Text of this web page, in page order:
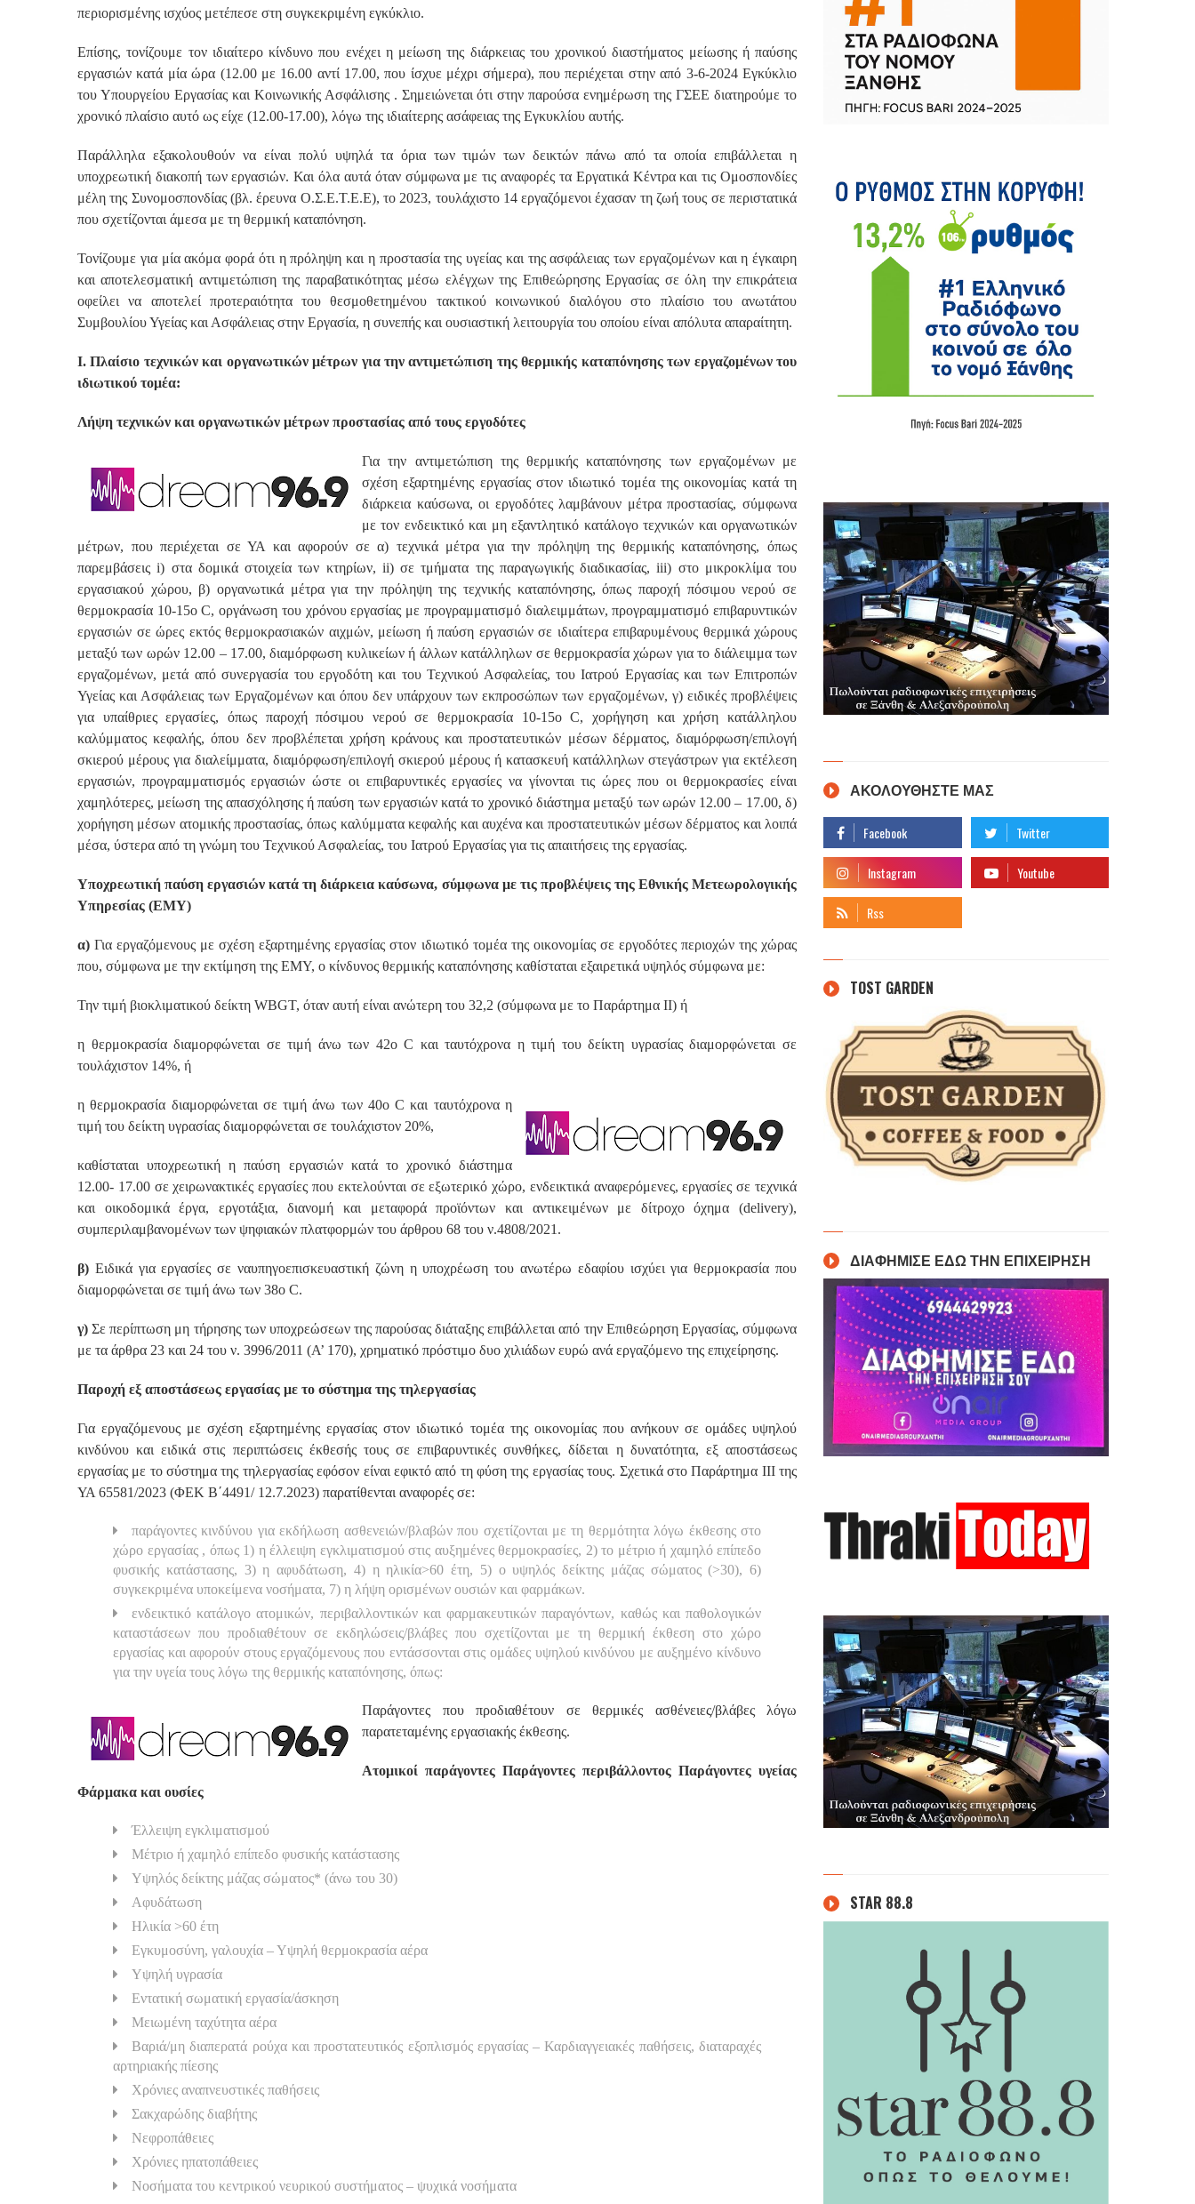
περιορισμένης ισχύος μετέπεσε στη συγκεκριμένη εγκύκλιο.
Επίσης, τονίζουμε τον ιδιαίτερο κίνδυνο που ενέχει η μείωση της διάρκειας του χρονικού διαστήματος μείωσης ή παύσης
εργασιών κατά μία ώρα (12.00 με 16.00 αντί 17.00, που ίσχυε μέχρι σήμερα), που περιέχεται στην από 3-6-2024 Εγκύκλιο
του Υπουργείου Εργασίας και Κοινωνικής Ασφάλισης . Σημειώνεται ότι στην παρούσα ενημέρωση της ΓΣΕΕ διατηρούμε το
χρονικό πλαίσιο αυτό ως είχε (12.00-17.00), λόγω της ιδιαίτερης ασάφειας της Εγκυκλίου αυτής.
Παράλληλα εξακολουθούν να είναι πολύ υψηλά τα όρια των τιμών των δεικτών πάνω από τα οποία επιβάλλεται η
υποχρεωτική διακοπή των εργασιών. Και όλα αυτά όταν σύμφωνα με τις αναφορές τα Εργατικά Κέντρα και τις Ομοσπονδίες
μέλη της Συνομοσπονδίας (βλ. έρευνα Ο.Σ.Ε.Τ.Ε.Ε), το 2023, τουλάχιστο 14 εργαζόμενοι έχασαν τη ζωή τους σε περιστατικά
που σχετίζονται άμεσα με τη θερμική καταπόνηση.
Τονίζουμε για μία ακόμα φορά ότι η πρόληψη και η προστασία της υγείας και της ασφάλειας των εργαζομένων και η έγκαιρη
και αποτελεσματική αντιμετώπιση της παραβατικότητας μέσω ελέγχων της Επιθεώρησης Εργασίας σε όλη την επικράτεια
οφείλει να αποτελεί προτεραιότητα του θεσμοθετημένου τακτικού κοινωνικού διαλόγου στο πλαίσιο του ανωτάτου
Συμβουλίου Υγείας και Ασφάλειας στην Εργασία, η συνεπής και ουσιαστική λειτουργία του οποίου είναι απόλυτα απαραίτητη.
Ι. Πλαίσιο τεχνικών και οργανωτικών μέτρων για την αντιμετώπιση της θερμικής καταπόνησης των εργαζομένων του
ιδιωτικού τομέα:
Λήψη τεχνικών και οργανωτικών μέτρων προστασίας από τους εργοδότες
Για την αντιμετώπιση της θερμικής καταπόνησης των εργαζομένων με
σχέση εξαρτημένης εργασίας στον ιδιωτικό τομέα της οικονομίας κατά τη
διάρκεια καύσωνα, οι εργοδότες λαμβάνουν μέτρα προστασίας, σύμφωνα
με τον ενδεικτικό και μη εξαντλητικό κατάλογο τεχνικών και οργανωτικών
μέτρων, που περιέχεται σε ΥΑ και αφορούν σε α) τεχνικά μέτρα για την πρόληψη της θερμικής καταπόνησης, όπως
παρεμβάσεις i) στα δομικά στοιχεία των κτηρίων, ii) σε τμήματα της παραγωγικής διαδικασίας, iii) στο μικροκλίμα του
εργασιακού χώρου, β) οργανωτικά μέτρα για την πρόληψη της τεχνικής καταπόνησης, όπως παροχή πόσιμου νερού σε
θερμοκρασία 10-15ο C, οργάνωση του χρόνου εργασίας με προγραμματισμό διαλειμμάτων, προγραμματισμό επιβαρυντικών
εργασιών σε ώρες εκτός θερμοκρασιακών αιχμών, μείωση ή παύση εργασιών σε ιδιαίτερα επιβαρυμένους θερμικά χώρους
μεταξύ των ωρών 12.00 – 17.00, διαμόρφωση κυλικείων ή άλλων κατάλληλων σε θερμοκρασία χώρων για το διάλειμμα των
εργαζομένων, μετά από συνεργασία του εργοδότη και του Τεχνικού Ασφαλείας, του Ιατρού Εργασίας και των Επιτροπών
Υγείας και Ασφάλειας των Εργαζομένων και όπου δεν υπάρχουν των εκπροσώπων των εργαζομένων, γ) ειδικές προβλέψεις
για υπαίθριες εργασίες, όπως παροχή πόσιμου νερού σε θερμοκρασία 10-15ο C, χορήγηση και χρήση κατάλληλου
καλύμματος κεφαλής, όπου δεν προβλέπεται χρήση κράνους και προστατευτικών μέσων δέρματος, διαμόρφωση/επιλογή
σκιερού μέρους για διαλείμματα, διαμόρφωση/επιλογή σκιερού μέρους ή κατασκευή κατάλληλων στεγάστρων για εκτέλεση
εργασιών, προγραμματισμός εργασιών ώστε οι επιβαρυντικές εργασίες να γίνονται τις ώρες που οι θερμοκρασίες είναι
χαμηλότερες, μείωση της απασχόλησης ή παύση των εργασιών κατά το χρονικό διάστημα μεταξύ των ωρών 12.00 – 17.00, δ)
χορήγηση μέσων ατομικής προστασίας, όπως καλύμματα κεφαλής και αυχένα και προστατευτικών μέσων δέρματος και λοιπά
μέσα, ύστερα από τη γνώμη του Τεχνικού Ασφαλείας, του Ιατρού Εργασίας για τις απαιτήσεις της εργασίας.
Υποχρεωτική παύση εργασιών κατά τη διάρκεια καύσωνα, σύμφωνα με τις προβλέψεις της Εθνικής Μετεωρολογικής
Υπηρεσίας (ΕΜΥ)
α)Για εργαζόμενους με σχέση εξαρτημένης εργασίας στον ιδιωτικό τομέα της οικονομίας σε εργοδότες περιοχών της χώρας
που, σύμφωνα με την εκτίμηση της ΕΜΥ, ο κίνδυνος θερμικής καταπόνησης καθίσταται εξαιρετικά υψηλός σύμφωνα με:
Την τιμή βιοκλιματικού δείκτη WBGT, όταν αυτή είναι ανώτερη του 32,2 (σύμφωνα με το Παράρτημα ΙΙ) ή
η θερμοκρασία διαμορφώνεται σε τιμή άνω των 42ο C και ταυτόχρονα η τιμή του δείκτη υγρασίας διαμορφώνεται σε
τουλάχιστον 14%, ή
η θερμοκρασία διαμορφώνεται σε τιμή άνω των 40ο C και ταυτόχρονα η
τιμή του δείκτη υγρασίας διαμορφώνεται σε τουλάχιστον 20%,
καθίσταται υποχρεωτική η παύση εργασιών κατά το χρονικό διάστημα
12.00- 17.00 σε χειρωνακτικές εργασίες που εκτελούνται σε εξωτερικό χώρο, ενδεικτικά αναφερόμενες, εργασίες σε τεχνικά
και οικοδομικά έργα, εργοτάξια, διανομή και μεταφορά προϊόντων και αντικειμένων με δίτροχο όχημα (delivery),
συμπεριλαμβανομένων των ψηφιακών πλατφορμών του άρθρου 68 του ν.4808/2021.
β) Ειδικά για εργασίες σε ναυπηγοεπισκευαστική ζώνη η υποχρέωση του ανωτέρω εδαφίου ισχύει για θερμοκρασία που
διαμορφώνεται σε τιμή άνω των 38ο C.
γ)Σε περίπτωση μη τήρησης των υποχρεώσεων της παρούσας διάταξης επιβάλλεται από την Επιθεώρηση Εργασίας, σύμφωνα
με τα άρθρα 23 και 24 του ν. 3996/2011 (Α’ 170), χρηματικό πρόστιμο δυο χιλιάδων ευρώ ανά εργαζόμενο της επιχείρησης.
Παροχή εξ αποστάσεως εργασίας με το σύστημα της τηλεργασίας
Για εργαζόμενους με σχέση εξαρτημένης εργασίας στον ιδιωτικό τομέα της οικονομίας που ανήκουν σε ομάδες υψηλού
κινδύνου και ειδικά στις περιπτώσεις έκθεσής τους σε επιβαρυντικές συνθήκες, δίδεται η δυνατότητα, εξ αποστάσεως
εργασίας με το σύστημα της τηλεργασίας εφόσον είναι εφικτό από τη φύση της εργασίας τους. Σχετικά στο Παράρτημα ΙΙΙ της
ΥΑ 65581/2023 (ΦΕΚ Β΄4491/ 12.7.2023) παρατίθενται αναφορές σε:
παράγοντες κινδύνου για εκδήλωση ασθενειών/βλαβών που σχετίζονται με τη θερμότητα λόγω έκθεσης στο
χώρο εργασίας , όπως 1) η έλλειψη εγκλιματισμού στις αυξημένες θερμοκρασίες, 2) το μέτριο ή χαμηλό επίπεδο
φυσικής κατάστασης, 3) η αφυδάτωση, 4) η ηλικία>60 έτη, 5) ο υψηλός δείκτης μάζας σώματος (>30), 6)
συγκεκριμένα υποκείμενα νοσήματα, 7) η λήψη ορισμένων ουσιών και φαρμάκων.
ενδεικτικό κατάλογο ατομικών, περιβαλλοντικών και φαρμακευτικών παραγόντων, καθώς και παθολογικών
καταστάσεων που προδιαθέτουν σε εκδηλώσεις/βλάβες που σχετίζονται με τη θερμική έκθεση στο χώρο
εργασίας και αφορούν στους εργαζόμενους που εντάσσονται στις ομάδες υψηλού κινδύνου με αυξημένο κίνδυνο
για την υγεία τους λόγω της θερμικής καταπόνησης, όπως:
Παράγοντες που προδιαθέτουν σε θερμικές ασθένειες/βλάβες λόγω
παρατεταμένης εργασιακής έκθεσης.
Ατομικοί παράγοντες Παράγοντες περιβάλλοντος Παράγοντες υγείας
Φάρμακα και ουσίες
Έλλειψη εγκλιματισμού
Μέτριο ή χαμηλό επίπεδο φυσικής κατάστασης
Υψηλός δείκτης μάζας σώματος* (άνω του 30)
Αφυδάτωση
Ηλικία >60 έτη
Εγκυμοσύνη, γαλουχία – Υψηλή θερμοκρασία αέρα
Υψηλή υγρασία
Εντατική σωματική εργασία/άσκηση
Μειωμένη ταχύτητα αέρα
Βαριά/μη διαπερατά ρούχα και προστατευτικός εξοπλισμός εργασίας – Καρδιαγγειακές παθήσεις, διαταραχές
αρτηριακής πίεσης
Χρόνιες αναπνευστικές παθήσεις
Σακχαρώδης διαβήτης
Νεφροπάθειες
Χρόνιες ηπατοπάθειες
Νοσήματα του κεντρικού νευρικού συστήματος – ψυχικά νοσήματα
ΑΚΟΛΟΥΘΗΣΤΕ ΜΑΣ
TOST GARDEN
ΔΙΑΦΗΜΙΣΕ ΕΔΩ ΤΗΝ ΕΠΙΧΕΙΡΗΣΗ
STAR 88.8